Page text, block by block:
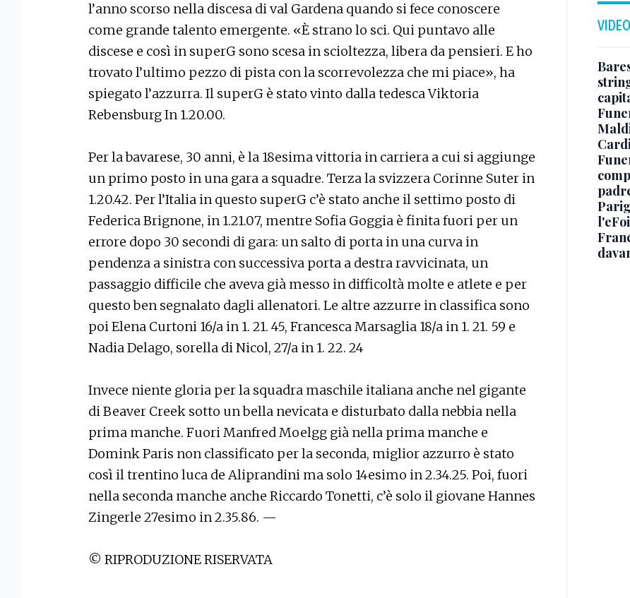
l’anno scorso nella discesa di val Gardena quando si fece conoscere
come grande talento emergente. «È strano lo sci. Qui puntavo alle
discese e così in superG sono scesa in scioltezza, libera da pensieri. E ho
trovato l’ultimo pezzo di pista con la scorrevolezza che mi piace», ha
spiegato l’azzurra. Il superG è stato vinto dalla tedesca Viktoria
Rebensburg In 1.20.00.
Per la bavarese, 30 anni, è la 18esima vittoria in carriera a cui si aggiunge
un primo posto in una gara a squadre. Terza la svizzera Corinne Suter in
1.20.42. Per l’Italia in questo superG c’è stato anche il settimo posto di
Federica Brignone, in 1.21.07, mentre Sofia Goggia è finita fuori per un
errore dopo 30 secondi di gara: un salto di porta in una curva in
pendenza a sinistra con successiva porta a destra ravvicinata, un
passaggio difficile che aveva già messo in difficoltà molte e atlete e per
questo ben segnalato dagli allenatori. Le altre azzurre in classifica sono
poi Elena Curtoni 16/a in 1. 21. 45, Francesca Marsaglia 18/a in 1. 21. 59 e
Nadia Delago, sorella di Nicol, 27/a in 1. 22. 24
Invece niente gloria per la squadra maschile italiana anche nel gigante
di Beaver Creek sotto un bella nevicata e disturbato dalla nebbia nella
prima manche. Fuori Manfred Moelgg già nella prima manche e
Domink Paris non classificato per la seconda, miglior azzurro è stato
così il trentino luca de Aliprandini ma solo 14esimo in 2.34.25. Poi, fuori
nella seconda manche anche Riccardo Tonetti, c’è solo il giovane Hannes
Zingerle 27esimo in 2.35.86. —
© RIPRODUZIONE RISERVATA
VIDEO